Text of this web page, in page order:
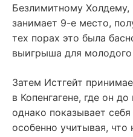
Безлимитному Холдему,
занимает 9-е место,
тех порах это была
выигрыша для молодого
Затем Истгейт
в Копенгагене, где он
однако показывает
особенно учитывая,